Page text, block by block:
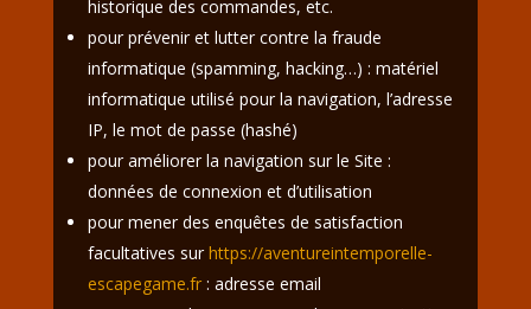
historique des commandes, etc.
pour prévenir et lutter contre la fraude
informatique (spamming, hacking…) : matériel
informatique utilisé pour la navigation, l’adresse
IP, le mot de passe (hashé)
pour améliorer la navigation sur le Site :
données de connexion et d’utilisation
pour mener des enquêtes de satisfaction
facultatives surhttps://aventureintemporelle-
escapegame.fr: adresse email